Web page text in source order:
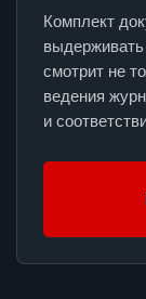
Комплект
смотрит не
ведения
и